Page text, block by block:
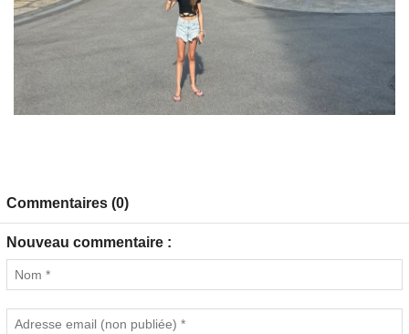
Commentaires (0)
Nouveau commentaire :